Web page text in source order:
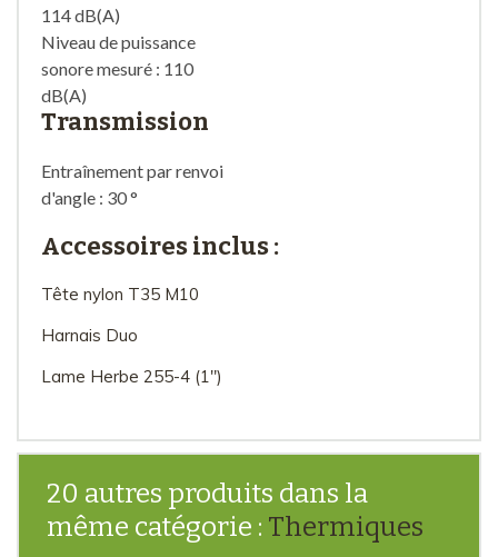
114 dB(A)
Niveau de puissance
sonore mesuré : 110
dB(A)
Transmission
Entraînement par renvoi
d'angle : 30 °
Accessoires inclus :
Tête nylon T35 M10
Harnais Duo
Lame Herbe 255-4 (1")
20 autres produits dans la
même catégorie :
Thermiques